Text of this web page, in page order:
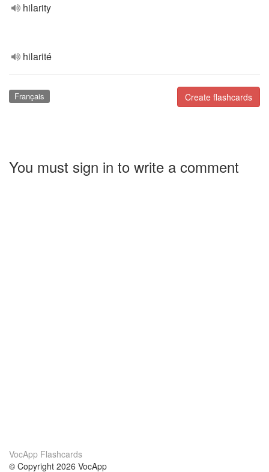
hilarity
hilarité
Create flashcards
Français
You must sign in to write a comment
VocApp Flashcards
© Copyright 2026 VocApp